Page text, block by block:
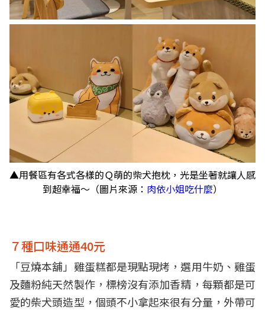
▲用餐區有各式各樣的Ｑ萌的柴犬抱枕，光是坐著就讓人感
到超幸福～（圖片來源： 肉依小姐吃什麼）
７種口味通通40元
「豆燒本舖」雞蛋糕都是現點現烤，選用牛奶、雞蛋
及麵粉純天然製作，標榜沒有添加香精，每顆都是可
愛的柴犬頭造型，個頭不小拿起來很有分量，外帶可